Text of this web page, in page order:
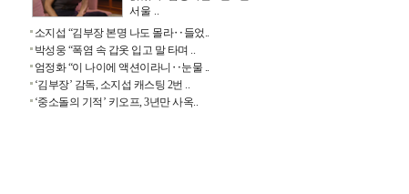
서울 ..
소지섭 “김부장 본명 나도 몰라‥들었..
박성웅 “폭염 속 갑옷 입고 말 타며 ..
엄정화 “이 나이에 액션이라니‥눈물 ..
‘김부장’ 감독, 소지섭 캐스팅 2번 ..
‘중소돌의 기적’ 키오프, 3년만 사옥..